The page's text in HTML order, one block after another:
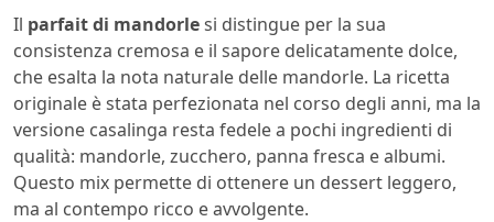
Il parfait di mandorlesi distingue per la sua
consistenza cremosa e il sapore delicatamente dolce,
che esalta la nota naturale delle mandorle. La ricetta
originale è stata perfezionata nel corso degli anni, ma la
versione casalinga resta fedele a pochi ingredienti di
qualità: mandorle, zucchero, panna fresca e albumi.
Questo mix permette di ottenere un dessert leggero,
ma al contempo ricco e avvolgente.